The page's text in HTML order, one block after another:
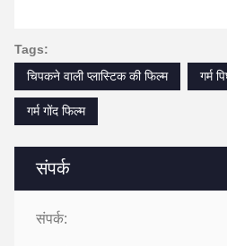
संपर्क
संपर्क:
Tags:
चिपकने वाली प्लास्टिक की फिल्म
गर्म
गर्म गोंद फिल्म